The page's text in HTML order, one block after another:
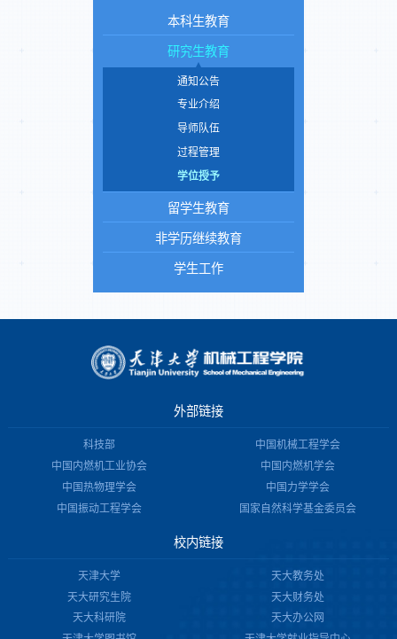
本科生教育
研究生教育
通知公告
专业介绍
导师队伍
过程管理
学位授予
留学生教育
非学历继续教育
学生工作
外部链接
科技部
中国机械工程学会
中国内燃机工业协会
中国内燃机学会
中国热物理学会
中国力学学会
中国振动工程学会
国家自然科学基金委员会
校内链接
天津大学
天大教务处
天大研究生院
天大财务处
天大科研院
天大办公网